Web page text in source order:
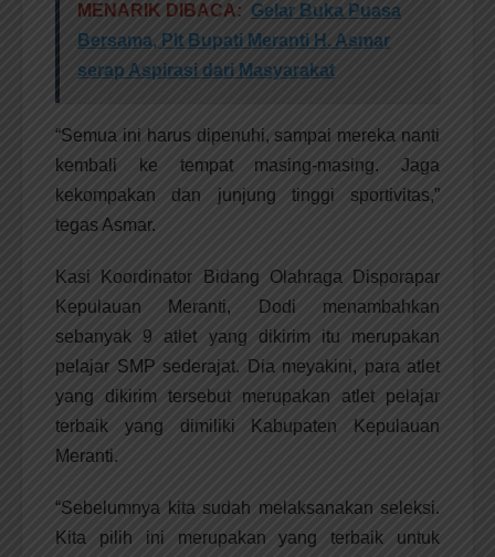
MENARIK DIBACA: Gelar Buka Puasa
Bersama, Plt Bupati Meranti H. Asmar
serap Aspirasi dari Masyarakat
“Semua ini harus dipenuhi, sampai mereka nanti
kembali ke tempat masing-masing. Jaga
kekompakan dan junjung tinggi sportivitas,”
tegas Asmar.
Kasi Koordinator Bidang Olahraga Disporapar
Kepulauan Meranti, Dodi menambahkan
sebanyak 9 atlet yang dikirim itu merupakan
pelajar SMP sederajat. Dia meyakini, para atlet
yang dikirim tersebut merupakan atlet pelajar
terbaik yang dimiliki Kabupaten Kepulauan
Meranti.
“Sebelumnya kita sudah melaksanakan seleksi.
Kita pilih ini merupakan yang terbaik untuk